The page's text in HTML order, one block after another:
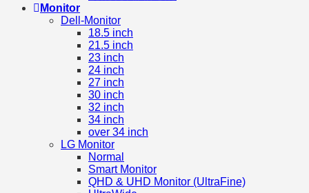
Monitor
Dell-Monitor
18.5 inch
21.5 inch
23 inch
24 inch
27 inch
30 inch
32 inch
34 inch
over 34 inch
LG Monitor
Normal
Smart Monitor
QHD & UHD Monitor (UltraFine)